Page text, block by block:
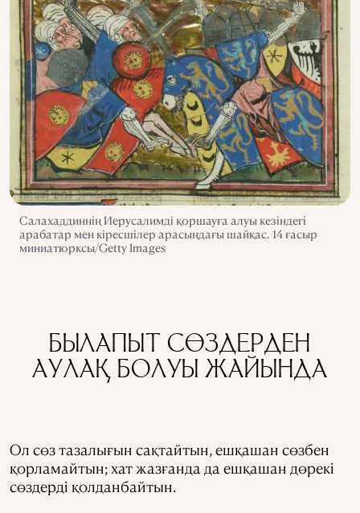
Салахаддиннің Иерусалимді қоршауға алуы кезіндегі
арабатар мен кіресшілер арасыңдағы шайқас. 14 ғасыр
миниатюрксы/Getty Images
БЫЛАПЫТ СӨЗДЕРДЕН
АУЛАҚ БОЛУЫ ЖАЙЫНДА
Ол сөз тазалығын сақтайтын, ешқашан сөзбен
қорламайтын; хат жазғанда да ешқашан дөрекі
сөздерді қолданбайтын.